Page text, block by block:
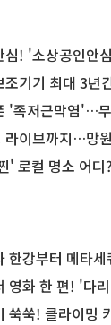
심! '소상공인안
기기 최대 3년간
저근막염'…무작정
라이브까지…망
로컬 명소 어디? '
부터 메타세쿼이아
영화 한 편! '다
쑥쑥! 클라이밍